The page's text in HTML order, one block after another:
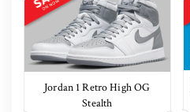
Jordan 1 Retro High OG
Stealth